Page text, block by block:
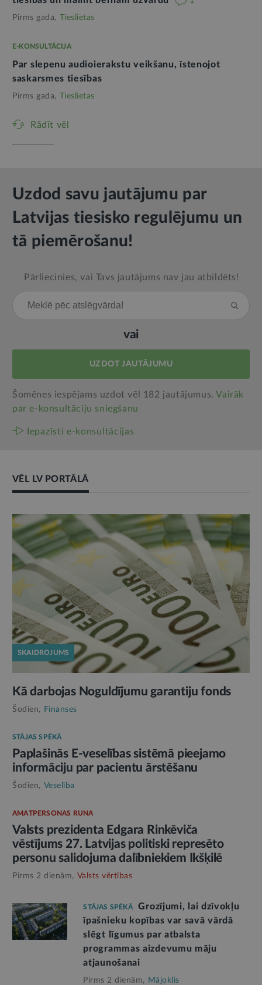
Pirms gada, Tieslietas
E-KONSULTĀCIJA
Par slepenu audioierakstu veikšanu, īstenojot
saskarsmes tiesības
Pirms gada, Tieslietas
Rādīt vēl
Uzdod savu jautājumu par
Latvijas tiesisko regulējumu un
tā piemērošanu!
Pārliecinies, vai Tavs jautājums nav jau atbildēts!
vai
UZDOT JAUTĀJUMU
Šomēnes iespējams uzdot vēl 182 jautājumus.Vairāk
par e‑konsultāciju sniegšanu
Iepazīsti e-konsultācijas
VĒL LV PORTĀLĀ
SKAIDROJUMS
Kā darbojas Noguldījumu garantiju fonds
Šodien, Finanses
STĀJAS SPĒKĀ
Paplašinās E-veselības sistēmā pieejamo
informāciju par pacientu ārstēšanu
Šodien, Veselība
AMATPERSONAS RUNA
Valsts prezidenta Edgara Rinkēviča
vēstījums 27. Latvijas politiski represēto
personu salidojuma dalībniekiem Ikšķilē
Pirms 2 dienām, Valsts vērtības
STĀJAS SPĒKĀ
Grozījumi, lai dzīvokļu
īpašnieku kopības var savā vārdā
slēgt līgumus par atbalsta
programmas aizdevumu māju
atjaunošanai
Pirms 2 dienām, Mājoklis